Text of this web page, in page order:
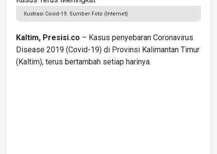
Ilustrasi Covid-19. Sumber Foto (Internet)
Kaltim, Presisi.co – Kasus penyebaran Coronavirus
Disease 2019 (Covid-19) di Provinsi Kalimantan Timur
(Kaltim), terus bertambah setiap harinya.